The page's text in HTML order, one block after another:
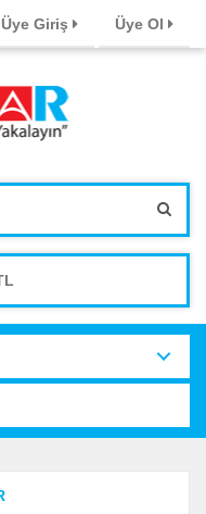
Üye Giriş Üye Ol